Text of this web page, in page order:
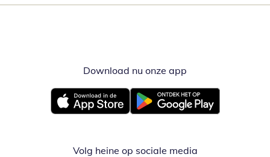
Download nu onze app
Opent in nieuw vensterOpent in nieuw venster
Volg heine op sociale media